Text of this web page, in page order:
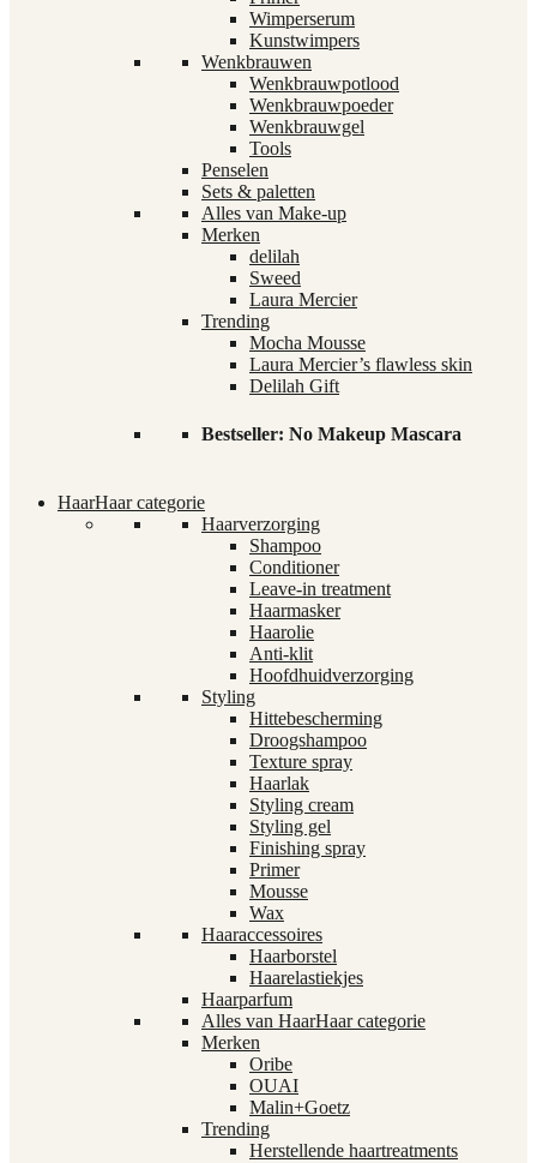
Wimperserum
Kunstwimpers
Wenkbrauwen
Wenkbrauwpotlood
Wenkbrauwpoeder
Wenkbrauwgel
Tools
Penselen
Sets & paletten
Alles van Make-up
Merken
delilah
Sweed
Laura Mercier
Trending
Mocha Mousse
Laura Mercier’s flawless skin
Delilah Gift
Bestseller: No Makeup Mascara
HaarHaar categorie
Haarverzorging
Shampoo
Conditioner
Leave-in treatment
Haarmasker
Haarolie
Anti-klit
Hoofdhuidverzorging
Styling
Hittebescherming
Droogshampoo
Texture spray
Haarlak
Styling cream
Styling gel
Finishing spray
Primer
Mousse
Wax
Haaraccessoires
Haarborstel
Haarelastiekjes
Haarparfum
Alles van HaarHaar categorie
Merken
Oribe
OUAI
Malin+Goetz
Trending
Herstellende haartreatments